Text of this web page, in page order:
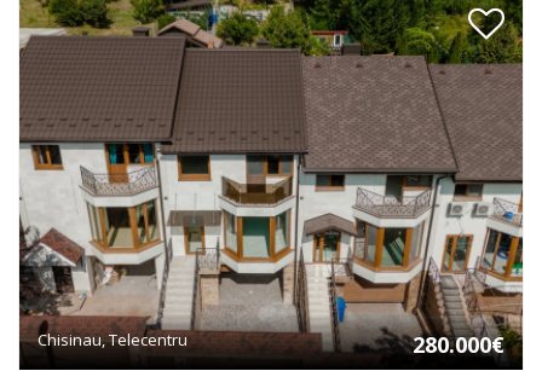
Chisinau, Telecentru 280.000€